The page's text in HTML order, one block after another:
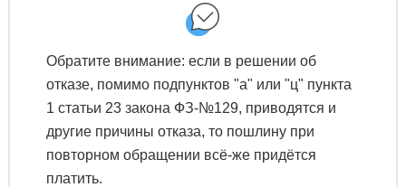
Обратите внимание: если в решении об
отказе, помимо подпунктов "а" или "ц" пункта
1 статьи 23 закона ФЗ-№129, приводятся и
другие причины отказа, то пошлину при
повторном обращении всё-же придётся
платить.